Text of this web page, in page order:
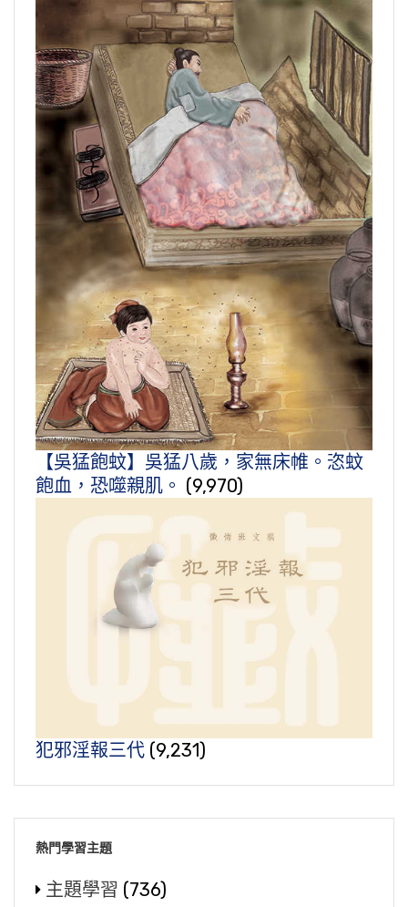
【吳猛飽蚊】吳猛八歲，家無床帷。恣蚊
飽血，恐噬親肌。 (9,970)
犯邪淫報三代 (9,231)
熱門學習主題
主題學習 (736)